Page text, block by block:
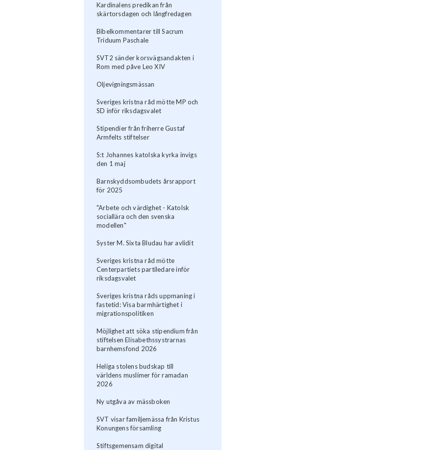
Kardinalens predikan från
skärtorsdagen och långfredagen
Bibelkommentarer till Sacrum
Triduum Paschale
SVT2 sänder korsvägsandakten i
Rom med påve Leo XIV
Oljevigningsmässan
Sveriges kristna råd mötte MP och
SD inför riksdagsvalet
Stipendier från friherre Gustaf
Armfelts stiftelser
S:t Johannes katolska kyrka invigs
den 1 maj
Barnskyddsombudets årsrapport
för 2025
"Arbete och värdighet - Katolsk
sociallära och den svenska
modellen"
Syster M. Sixta Bludau har avlidit
Sveriges kristna råd mötte
Centerpartiets partiledare inför
riksdagsvalet
Sveriges kristna råds uppmaning i
fastetid: Visa barmhärtighet i
migrationspolitiken
Möjlighet att söka stipendium från
stiftelsen Elisabethssystrarnas
barnhemsfond 2026
Heliga stolens budskap till
världens muslimer för ramadan
2026
Ny utgåva av mässboken
SVT visar familjemässa från Kristus
Konungens församling
Stiftsgemensam digital